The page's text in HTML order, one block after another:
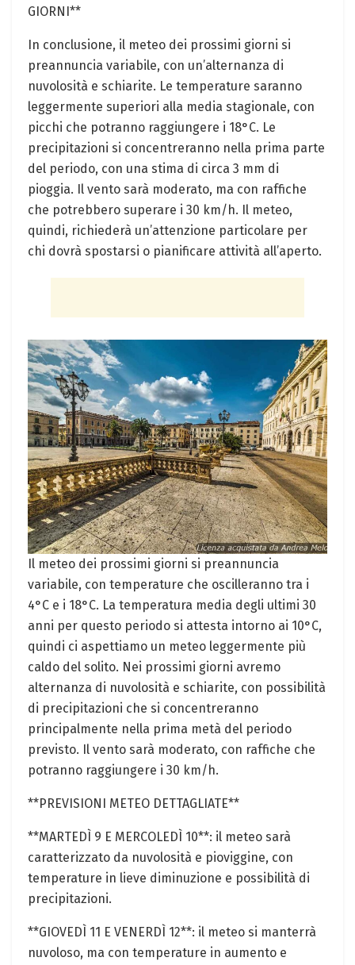
GIORNI**
In conclusione, il meteo dei prossimi giorni si
preannuncia variabile, con un’alternanza di
nuvolosità e schiarite. Le temperature saranno
leggermente superiori alla media stagionale, con
picchi che potranno raggiungere i 18°C. Le
precipitazioni si concentreranno nella prima parte
del periodo, con una stima di circa 3 mm di
pioggia. Il vento sarà moderato, ma con raffiche
che potrebbero superare i 30 km/h. Il meteo,
quindi, richiederà un’attenzione particolare per
chi dovrà spostarsi o pianificare attività all’aperto.
Il meteo dei prossimi giorni si preannuncia
variabile, con temperature che oscilleranno tra i
4°C e i 18°C. La temperatura media degli ultimi 30
anni per questo periodo si attesta intorno ai 10°C,
quindi ci aspettiamo un meteo leggermente più
caldo del solito. Nei prossimi giorni avremo
alternanza di nuvolosità e schiarite, con possibilità
di precipitazioni che si concentreranno
principalmente nella prima metà del periodo
previsto. Il vento sarà moderato, con raffiche che
potranno raggiungere i 30 km/h.
**PREVISIONI METEO DETTAGLIATE**
**MARTEDÌ 9 E MERCOLEDÌ 10**: il meteo sarà
caratterizzato da nuvolosità e pioviggine, con
temperature in lieve diminuzione e possibilità di
precipitazioni.
**GIOVEDÌ 11 E VENERDÌ 12**: il meteo si manterrà
nuvoloso, ma con temperature in aumento e